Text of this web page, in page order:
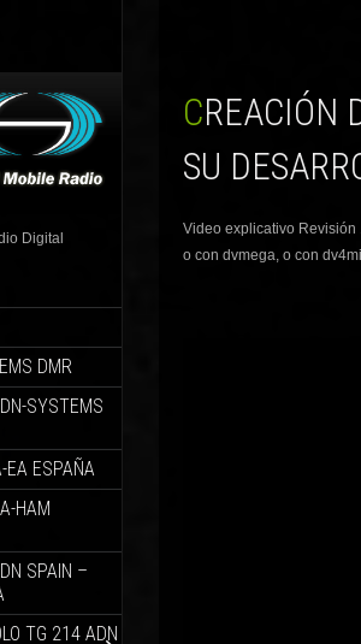
Digital
DMR
SYSTEMS
EA ESPAÑA
HAM
SPAIN –
TG 214 ADN
CREACIÓN DE UN MMDVM (DMR, DSTAR Y FUCSION) Y
SU
Video explicativo Revisión
o con dvmega, o con